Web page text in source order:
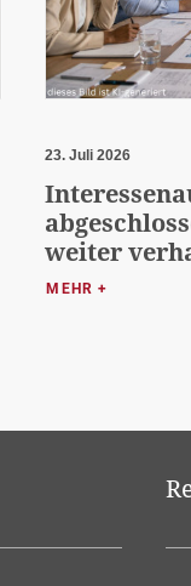
23. Juli 2026
weiter
MEHR +